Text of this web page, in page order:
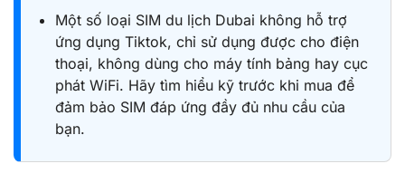
Một số loại SIM du lịch Dubai không hỗ trợ
ứng dụng Tiktok, chỉ sử dụng được cho điện
thoại, không dùng cho máy tính bảng hay cục
phát WiFi. Hãy tìm hiểu kỹ trước khi mua để
đảm bảo SIM đáp ứng đầy đủ nhu cầu của
bạn.